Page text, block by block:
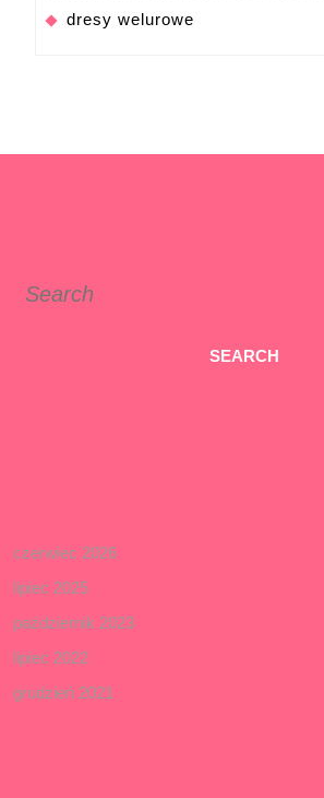
dresy welurowe
for:
czerwiec 2026
lipiec 2025
październik 2023
lipiec 2022
grudzień 2021